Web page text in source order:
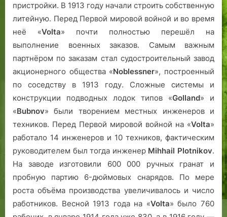
пристройки. В 1913 году начали строить собственную
литейную. Перед Первой мировой войной и во время
неё «Volta» почти полностью перешёл на
выполнение военных заказов. Самым важным
партнёром по заказам стал судостроительный завод
акционерного общества «Noblessner», построенный
по соседству в 1913 году. Сложные системы и
конструкции подводных лодок типов «Golland» и
«Bubnov» были творением местных инженеров и
техников. Перед Первой мировой войной на «Volta»
работало 14 инженеров и 10 техников, фактическим
руководителем был тогда инженер Mihhail Plotnikov.
На заводе изготовили 600 000 ручных гранат и
пробную партию 6-дюймовых снарядов. По мере
роста объёма производства увеличивалось и число
работников. Весной 1913 года на «Volta» было 760